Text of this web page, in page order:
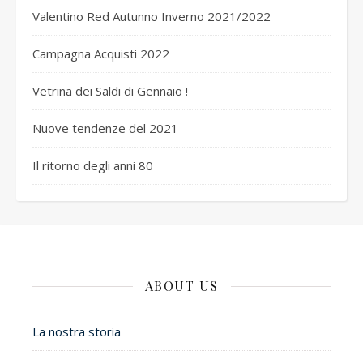
Valentino Red Autunno Inverno 2021/2022
Campagna Acquisti 2022
Vetrina dei Saldi di Gennaio !
Nuove tendenze del 2021
Il ritorno degli anni 80
ABOUT US
La nostra storia